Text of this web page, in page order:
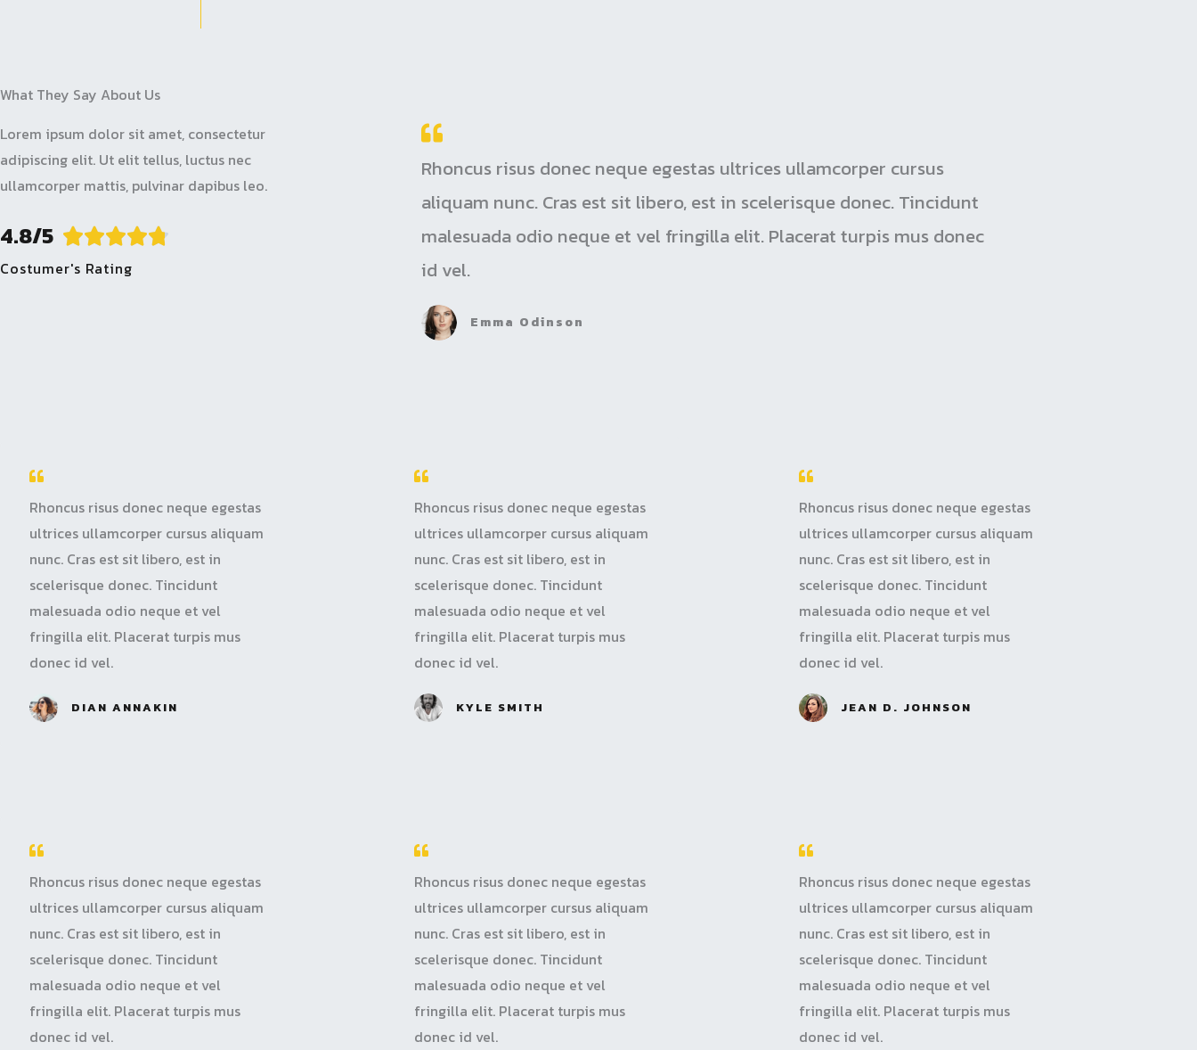
What They Say About Us
Lorem ipsum dolor sit amet, consectetur
adipiscing elit. Ut elit tellus, luctus nec
ullamcorper mattis, pulvinar dapibus leo.
4.8/5 
8
u
f
Costumer's Rating
Rhoncus risus donec neque egestas ultrices ullamcorper cursus
aliquam nunc. Cras est sit libero, est in scelerisque donec. Tincidunt
malesuada odio neque et vel fringilla elit. Placerat turpis mus donec
id vel.
Emma Odinson
Rhoncus risus donec neque egestas
ultrices ullamcorper cursus aliquam
nunc. Cras est sit libero, est in
scelerisque donec. Tincidunt
malesuada odio neque et vel
fringilla elit. Placerat turpis mus
donec id vel.
DIAN ANNAKIN
Rhoncus risus donec neque egestas
ultrices ullamcorper cursus aliquam
nunc. Cras est sit libero, est in
scelerisque donec. Tincidunt
malesuada odio neque et vel
fringilla elit. Placerat turpis mus
donec id vel.
KYLE SMITH
Rhoncus risus donec neque egestas
ultrices ullamcorper cursus aliquam
nunc. Cras est sit libero, est in
scelerisque donec. Tincidunt
malesuada odio neque et vel
fringilla elit. Placerat turpis mus
donec id vel.
JEAN D. JOHNSON
Rhoncus risus donec neque egestas
ultrices ullamcorper cursus aliquam
nunc. Cras est sit libero, est in
scelerisque donec. Tincidunt
malesuada odio neque et vel
fringilla elit. Placerat turpis mus
donec id vel.
Rhoncus risus donec neque egestas
ultrices ullamcorper cursus aliquam
nunc. Cras est sit libero, est in
scelerisque donec. Tincidunt
malesuada odio neque et vel
fringilla elit. Placerat turpis mus
donec id vel.
Rhoncus risus donec neque egestas
ultrices ullamcorper cursus aliquam
nunc. Cras est sit libero, est in
scelerisque donec. Tincidunt
malesuada odio neque et vel
fringilla elit. Placerat turpis mus
donec id vel.